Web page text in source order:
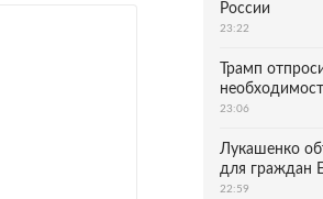
России
23:22
Трамп
23:06
Лукашенко
для граждан
22:59